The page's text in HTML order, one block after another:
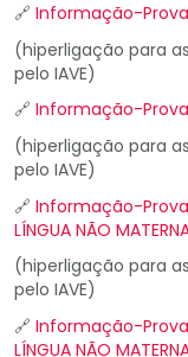
🔗 Informação-
(hiperligação para
pelo IAVE)
🔗 Informação-Prova
(hiperligação para
pelo IAVE)
🔗 Informação-
LÍNGUA NÃO
(hiperligação para
pelo IAVE)
🔗 Informação-
LÍNGUA NÃO